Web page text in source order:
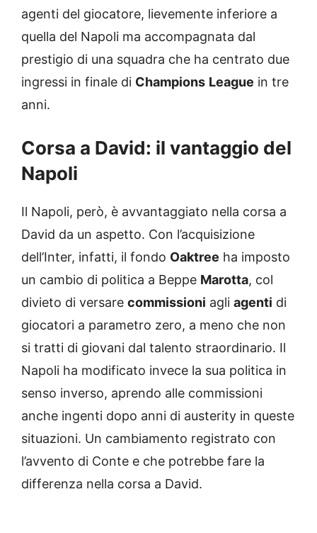
agenti del giocatore, lievemente inferiore a
quella del Napoli ma accompagnata dal
prestigio di una squadra che ha centrato due
ingressi in finale di Champions League in tre
anni.
Corsa a David: il vantaggio del
Napoli
Il Napoli, però, è avvantaggiato nella corsa a
David da un aspetto. Con l’acquisizione
dell’Inter, infatti, il fondo Oaktree ha imposto
un cambio di politica a Beppe Marotta, col
divieto di versare commissioni agli agenti di
giocatori a parametro zero, a meno che non
si tratti di giovani dal talento straordinario. Il
Napoli ha modificato invece la sua politica in
senso inverso, aprendo alle commissioni
anche ingenti dopo anni di austerity in queste
situazioni. Un cambiamento registrato con
l’avvento di Conte e che potrebbe fare la
differenza nella corsa a David.